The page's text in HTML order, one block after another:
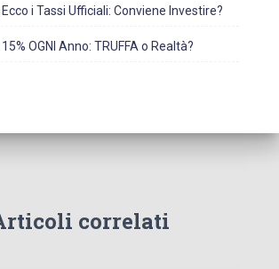
Ecco i Tassi Ufficiali: Conviene Investire?
OGNI Anno: TRUFFA o Realtà?
correlati